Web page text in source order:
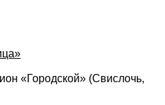
«Городской» (Свислочь,